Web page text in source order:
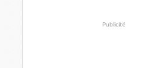
Publicité